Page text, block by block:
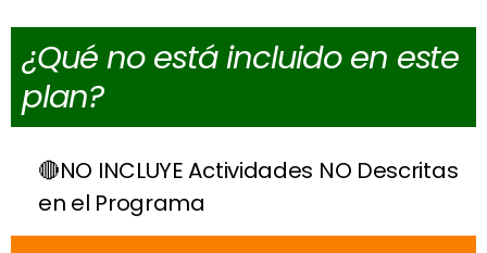
¿Qué no está incluido en este
plan?
NO INCLUYE Actividades NO Descritas
en el Programa